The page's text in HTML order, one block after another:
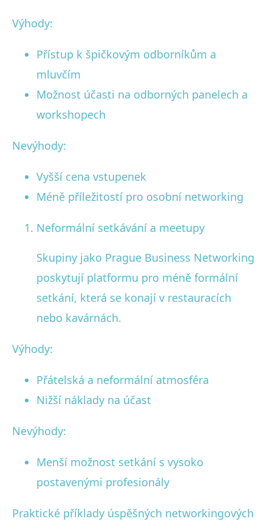
Výhody:
Přístup k špičkovým odborníkům a
mluvčím
Možnost účasti na odborných panelech a
workshopech
Nevýhody:
Vyšší cena vstupenek
Méně příležitostí pro osobní networking
Neformální setkávání a meetupy
Skupiny jako Prague Business Networking
poskytují platformu pro méně formální
setkání, která se konají v restauracích
nebo kavárnách.
Výhody:
Přátelská a neformální atmosféra
Nižší náklady na účast
Nevýhody:
Menší možnost setkání s vysoko
postavenými profesionály
Praktické příklady úspěšných networkingových